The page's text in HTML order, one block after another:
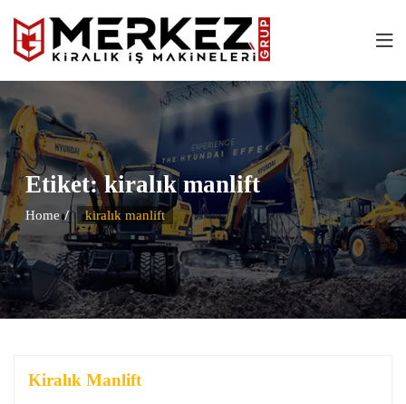
Etiket:kiralık manlift
Home kiralık manlift
Kiralık Manlift